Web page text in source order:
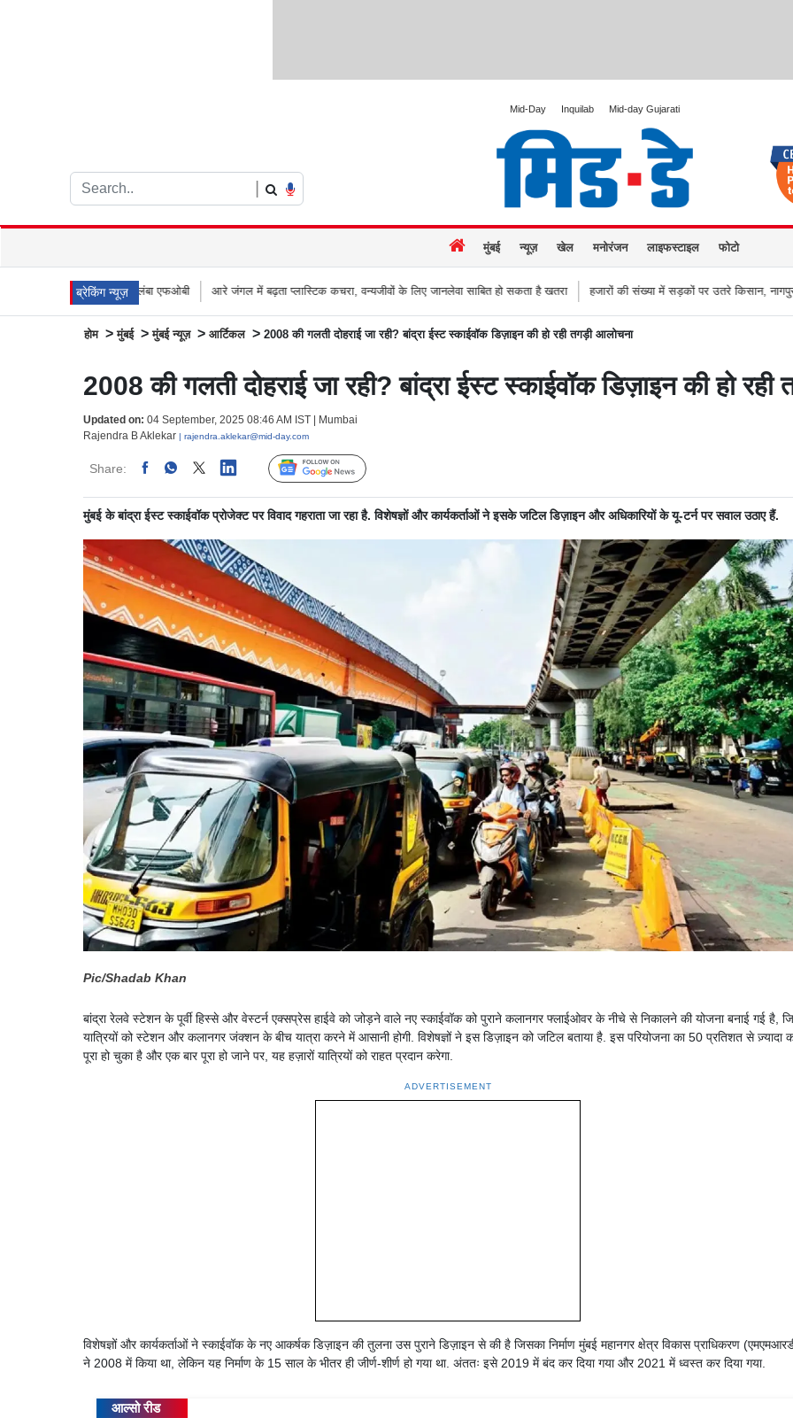
Mid-Day Inquilab Mid-day Gujarati
मुंबई न्यूज़ खेल मनोरंजन लाइफस्टाइल फोटो
ब्रेकिंग न्यूज़
मीटर लंबा एफओबी आरे जंगल में बढ़ता प्लास्टिक कचरा, वन्यजीवों के लिए जानलेवा साबित हो सकता है खतरा हजारों की संख्या में सड़कों पर उतरे किसान, नागपुर-हैदराबाद राजमार्ग
होम >मुंबई >मुंबई न्यूज़ > आर्टिकल > 2008 की गलती दोहराई जा रही? बांद्रा ईस्ट स्काईवॉक डिज़ाइन की हो रही तगड़ी आलोचना
2008 की गलती दोहराई जा रही? बांद्रा ईस्ट स्काईवॉक डिज़ाइन की हो
Updated on: 04 September, 2025 08:46 AM IST | Mumbai
Rajendra B Aklekar
| rajendra.aklekar@mid-day.com
Share: Linked Follow Us
मुंबई के बांद्रा ईस्ट स्काईवॉक प्रोजेक्ट पर विवाद गहराता जा रहा है. विशेषज्ञों और कार्यकर्ताओं ने इसके जटिल डिज़ाइन और अधिकारियों के यू-टर्न पर सवाल उठाए हैं.
Pic/Shadab Khan
बांद्रा रेलवे स्टेशन के पूर्वी हिस्से और वेस्टर्न एक्सप्रेस हाईवे को जोड़ने वाले नए स्काईवॉक को पुराने कलानगर फ्लाईओवर के नीचे से निकालने की योजना बनाई गई है,
यात्रियों को स्टेशन और कलानगर जंक्शन के बीच यात्रा करने में आसानी होगी. विशेषज्ञों ने इस डिज़ाइन को जटिल बताया है. इस परियोजना का 50 प्रतिशत से ज़्यादा
पूरा हो चुका है और एक बार पूरा हो जाने पर, यह हज़ारों यात्रियों को राहत प्रदान करेगा.
ADVERTISEMENT
विशेषज्ञों और कार्यकर्ताओं ने स्काईवॉक के नए आकर्षक डिज़ाइन की तुलना उस पुराने डिज़ाइन से की है जिसका निर्माण मुंबई महानगर क्षेत्र विकास प्राधिकरण
ने 2008 में किया था, लेकिन यह निर्माण के 15 साल के भीतर ही जीर्ण-शीर्ण हो गया था. अंततः इसे 2019 में बंद कर दिया गया और 2021 में ध्वस्त कर दिया गया.
आल्सो रीड